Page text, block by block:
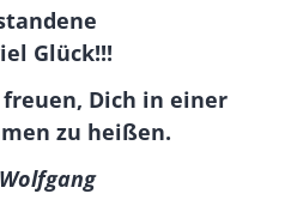
Glück!!!
Dich in einer
zu heißen.